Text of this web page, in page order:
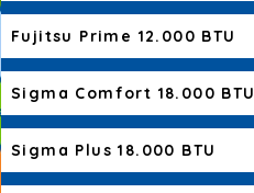
Fujitsu Prime 12.000 BTU
Sigma Comfort 18.000 BTU
Sigma Plus 18.000 BTU